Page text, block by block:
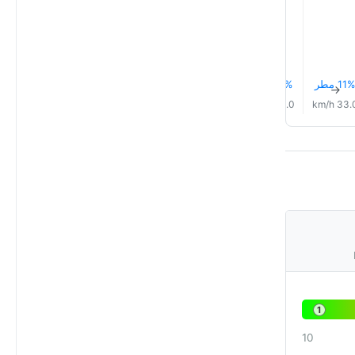
11% مطر↑
33.0
12% مطر
34.0 km/h
1
10